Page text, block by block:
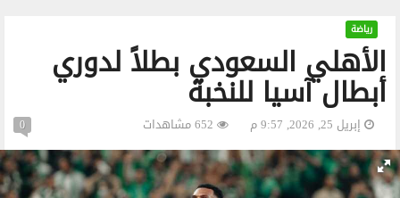
الأهلي السعودي بطلاً لدوري
أبطال آسيا للنخبة
رياضة
إبريل 25, 2026, 9:57 م 0